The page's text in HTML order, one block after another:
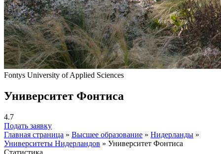
Fontys University of Applied Sciences
Университет Фонтиса
4.7
Подать заявку
Главная страница » Высшее образование » Нидерланды »
Университеты Нидерландов » Университет Фонтиса
Статистика